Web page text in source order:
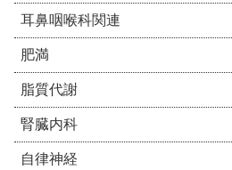
耳鼻咽喉科関連
肥満
脂質代謝
腎臓内科
自律神経